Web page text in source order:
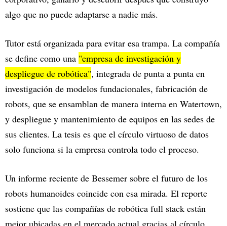
algo que no puede adaptarse a nadie más.
Tutor está organizada para evitar esa trampa. La compañía
se define como una "empresa de investigación y
despliegue de robótica", integrada de punta a punta en
investigación de modelos fundacionales, fabricación de
robots, que se ensamblan de manera interna en Watertown,
y despliegue y mantenimiento de equipos en las sedes de
sus clientes. La tesis es que el círculo virtuoso de datos
solo funciona si la empresa controla todo el proceso.
Un informe reciente de Bessemer sobre el futuro de los
robots humanoides coincide con esa mirada. El reporte
sostiene que las compañías de robótica full stack están
mejor ubicadas en el mercado actual gracias al círculo